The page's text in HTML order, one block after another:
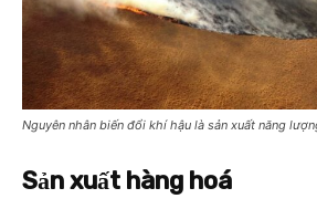
Nguyên nhân biến đổi khí hậu là sản xuất năng
Sản xuất hàng hoá